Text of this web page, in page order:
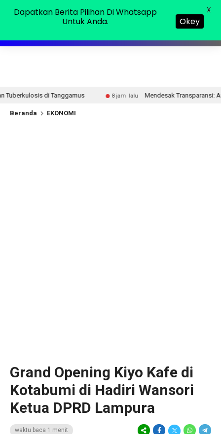
8 jam lalu Mendesak Transparansi: Anggaran Disdik
Beranda EKONOMI
Grand Opening Kiyo Kafe di
Kotabumi di Hadiri Wansori
Ketua DPRD Lampura
waktu baca 1 menit
Dapatkan Berita Pilihan Di Whatsapp
Untuk Anda.
Okey
X